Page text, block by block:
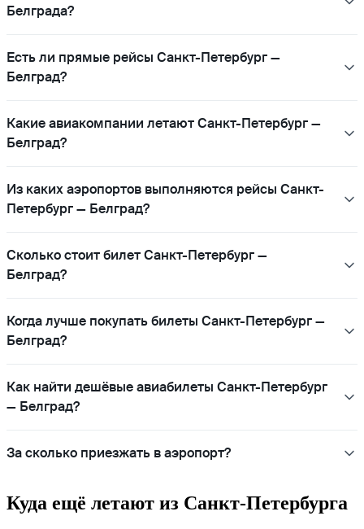
Белграда?
Есть ли прямые рейсы Санкт-Петербург —
Белград?
Какие авиакомпании летают Санкт-Петербург —
Белград?
Из каких аэропортов выполняются рейсы Санкт-
Петербург — Белград?
Сколько стоит билет Санкт-Петербург —
Белград?
Когда лучше покупать билеты Санкт-Петербург —
Белград?
Как найти дешёвые авиабилеты Санкт-Петербург
— Белград?
За сколько приезжать в аэропорт?
Куда ещё летают из Санкт-Петербурга